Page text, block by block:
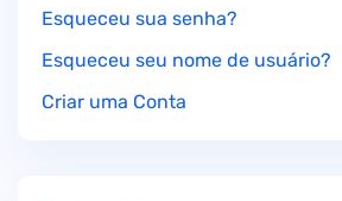
Esqueceu sua senha?
Esqueceu seu nome de usuário?
Criar uma Conta